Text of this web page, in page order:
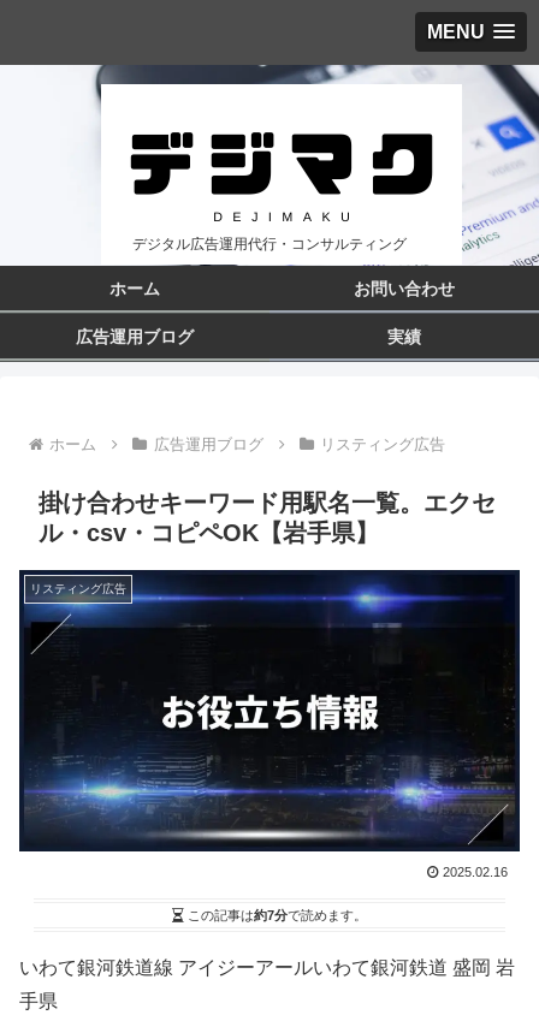
MENU
デジタル広告運用代行・コンサルティング
ホーム お問い合わせ
広告運用ブログ 実績
ホーム 広告運用ブログ リスティング広告
掛け合わせキーワード用駅名一覧。エクセ
ル・csv・コピペOK【岩手県】
リスティング広告
2025.02.16
この記事は約7分で読めます。
いわて銀河鉄道線 アイジーアールいわて銀河鉄道 盛岡 岩
手県